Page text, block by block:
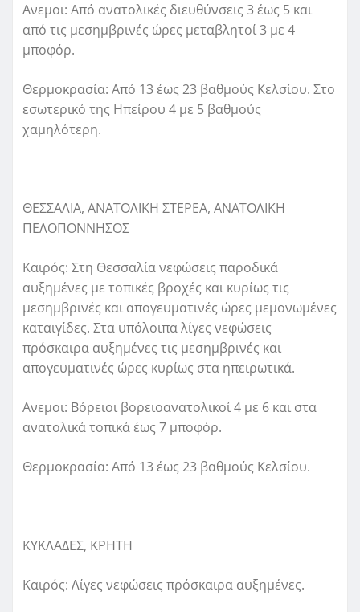
Ανεμοι: Από ανατολικές διευθύνσεις 3 έως 5 και
από τις μεσημβρινές ώρες μεταβλητοί 3 με 4
μποφόρ.
Θερμοκρασία: Από 13 έως 23 βαθμούς Κελσίου. Στο
εσωτερικό της Ηπείρου 4 με 5 βαθμούς
χαμηλότερη.
ΘΕΣΣΑΛΙΑ, ΑΝΑΤΟΛΙΚΗ ΣΤΕΡΕΑ, ΑΝΑΤΟΛΙΚΗ
ΠΕΛΟΠΟΝΝΗΣΟΣ
Καιρός: Στη Θεσσαλία νεφώσεις παροδικά
αυξημένες με τοπικές βροχές και κυρίως τις
μεσημβρινές και απογευματινές ώρες μεμονωμένες
καταιγίδες. Στα υπόλοιπα λίγες νεφώσεις
πρόσκαιρα αυξημένες τις μεσημβρινές και
απογευματινές ώρες κυρίως στα ηπειρωτικά.
Ανεμοι: Βόρειοι βορειοανατολικοί 4 με 6 και στα
ανατολικά τοπικά έως 7 μποφόρ.
Θερμοκρασία: Από 13 έως 23 βαθμούς Κελσίου.
ΚΥΚΛΑΔΕΣ, ΚΡΗΤΗ
Καιρός: Λίγες νεφώσεις πρόσκαιρα αυξημένες.